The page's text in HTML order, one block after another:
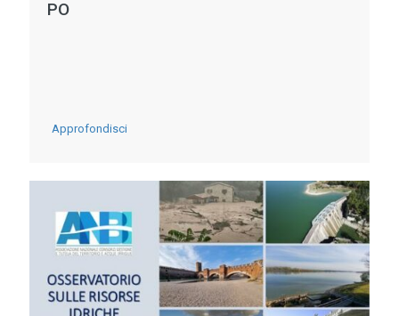
PO
Approfondisci-
della
soglia
di
preallarme
del